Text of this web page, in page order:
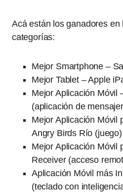
Acá están los ganadores en
categorías:
Mejor Smartphone –
Mejor Tablet – Apple
Mejor Aplicación Móvil
(aplicación de
Mejor Aplicación Móvil
Angry Birds Río (juego)
Mejor Aplicación Móvil
Receiver (acceso
Aplicación Móvil más
(teclado con